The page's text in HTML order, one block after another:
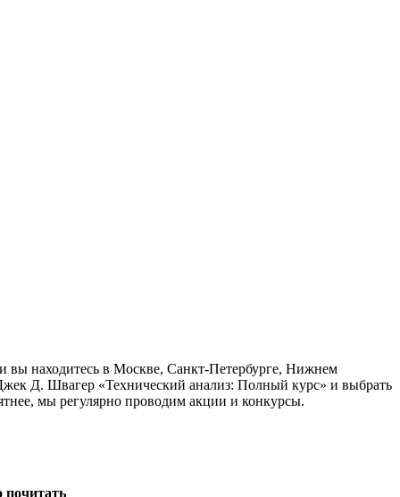
вы находитесь в Москве, Санкт-Петербурге, Нижнем
Д. Швагер «Технический анализ: Полный курс» и выбрать
мы регулярно проводим акции и конкурсы.
почитать